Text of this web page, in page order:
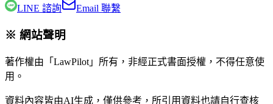
LINE 諮詢 Email 聯繫
※ 網站聲明
著作權由「LawPilot」所有，非經正式書面授權，不得任意使
用。
資料內容皆由AI生成，僅供參考，所引用資料也請自行查核